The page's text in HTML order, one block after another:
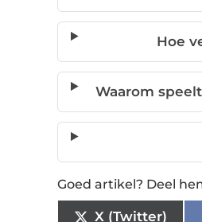
Hoe
Waarom
Goed artikel? Deel
X (Twitter)